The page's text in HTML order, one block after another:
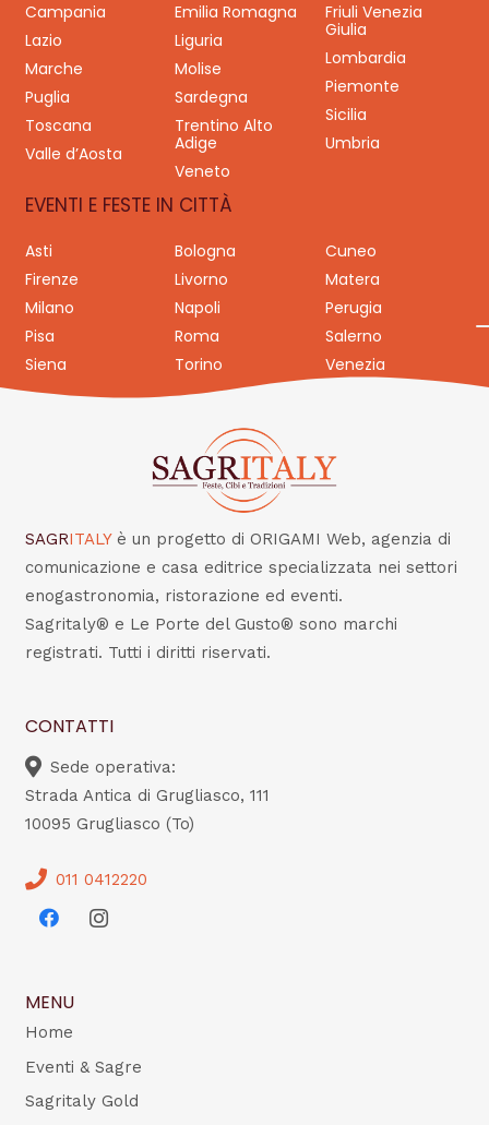
Campania
Emilia Romagna
Friuli Venezia
Giulia
Lazio
Liguria
Lombardia
Marche
Molise
Piemonte
Puglia
Sardegna
Sicilia
Toscana
Trentino Alto
Adige
Umbria
Valle d’Aosta
Veneto
EVENTI E FESTE IN CITTÀ
Asti Bologna
Cuneo
Firenze
Livorno
Matera
Milano
Napoli
Perugia
Pisa
Roma
Salerno
Siena
Torino Venezia
SAGRITALY è un progetto di ORIGAMI Web, agenzia di
comunicazione e casa editrice specializzata nei settori
enogastronomia, ristorazione ed eventi.
Sagritaly® e Le Porte del Gusto® sono marchi
registrati. Tutti i diritti riservati.
CONTATTI
Sede operativa:
Strada Antica di Grugliasco, 111
10095 Grugliasco (To)
011 0412220
MENU
Home
Eventi & Sagre
Sagritaly Gold